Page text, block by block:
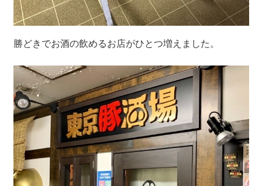
勝どきでお酒の飲めるお店がひとつ増えました。